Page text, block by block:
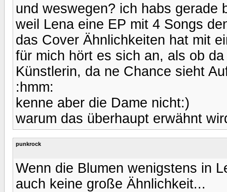
und weswegen? ich habs gerade
weil Lena eine EP mit 4 Songs
das Cover Ähnlichkeiten hat mit
für mich hört es sich an, als ob
Künstlerin, da ne Chance sieht
:hmm:
kenne aber die Dame nicht:)
warum das überhaupt erwähnt
punkrock
Wenn die Blumen wenigstens in
auch keine große Ähnlichkeit...